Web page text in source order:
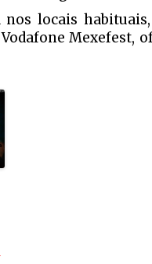
nos locais
Mexefest,